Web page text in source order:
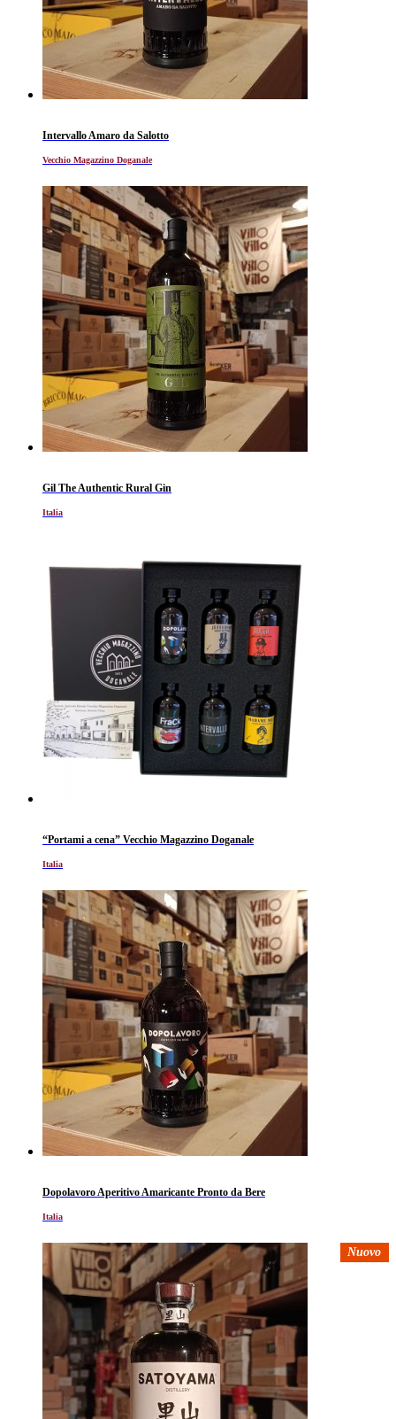
Intervallo Amaro da Salotto
Vecchio Magazzino Doganale
Gil The Authentic Rural Gin
Italia
“Portami a cena” Vecchio Magazzino Doganale
Italia
Dopolavoro Aperitivo Amaricante Pronto da Bere
Italia
Nuovo